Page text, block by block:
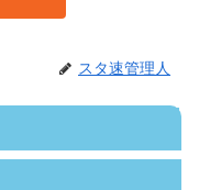
スタ速管理人